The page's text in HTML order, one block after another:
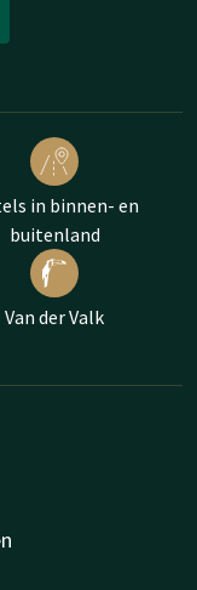
in binnen- en
buitenland
Van der Valk